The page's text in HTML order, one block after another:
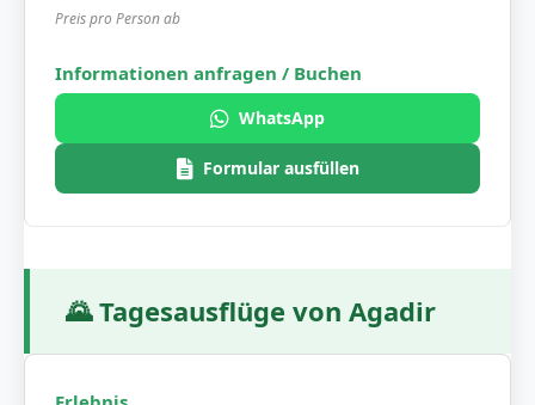
Preis pro Person ab
WhatsApp
Formular ausfüllen
🌄Tagesausflüge von Agadir